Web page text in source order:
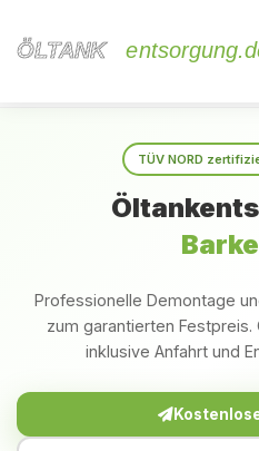
ÖLTANK
ÖLTANK
TÜV NORD
Professionelle Demontage
zum garantierten
inklusive Anfahrt und